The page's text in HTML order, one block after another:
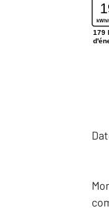
kWh/
179